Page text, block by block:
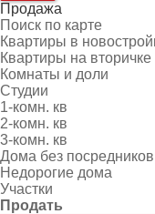
Продажа
Поиск по карте
Квартиры в
Квартиры на вторичке
Комнаты и доли
Студии
1-комн. кв
2-комн. кв
3-комн. кв
Дома без посредников
Недорогие дома
Участки
Продать